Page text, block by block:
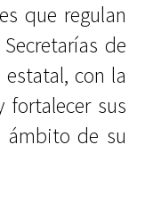
que regulan
de
con la
sus
ámbito de su